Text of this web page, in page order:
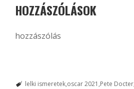
HOZZÁSZÓLÁSOK
hozzászólás
lelki ismeretek oscar 2021 Pete Docter